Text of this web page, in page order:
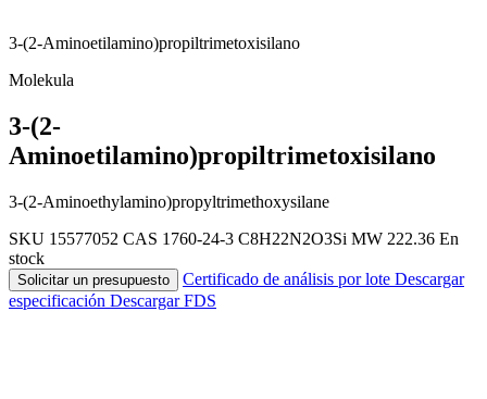
3-(2-Aminoetilamino)propiltrimetoxisilano
Molekula
3-(2-
Aminoetilamino)propiltrimetoxisilano
3-(2-Aminoethylamino)propyltrimethoxysilane
SKU 15577052 CAS 1760-24-3 C8H22N2O3Si MW 222.36 En
stock
Solicitar un presupuesto Certificado de análisis por lote Descargar
especificación Descargar FDS